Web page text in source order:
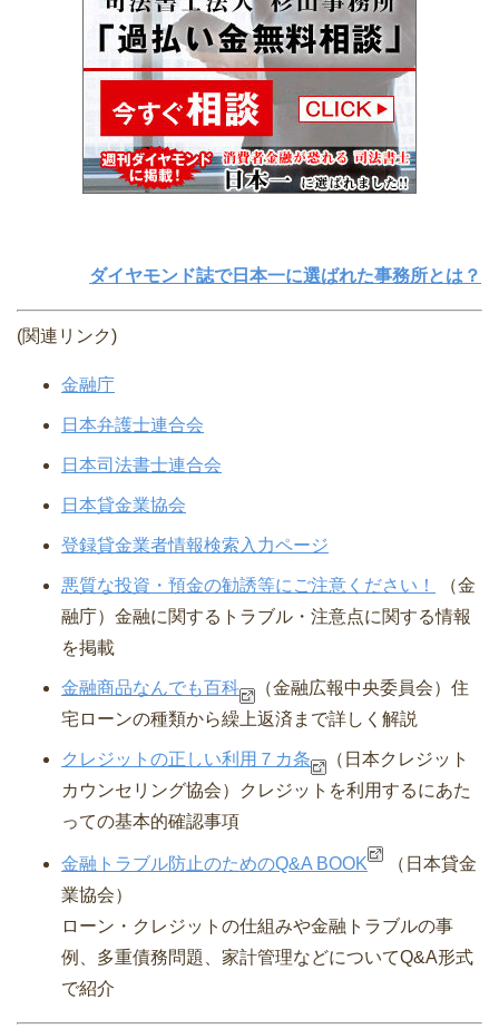
ダイヤモンド誌で日本一に選ばれた事務所とは？
(関連リンク)
金融庁
日本弁護士連合会
日本司法書士連合会
日本貸金業協会
登録貸金業者情報検索入力ページ
悪質な投資・預金の勧誘等にご注意ください！
（金
融庁）⾦融に関するトラブル・注意点に関する情報
を掲載
金融商品なんでも百科 （金融広報中央委員会） 住
宅ローンの種類から繰上返済まで詳しく解説
クレジットの正しい利用７カ条
（日本クレジット
カウンセリング協会）
クレジットを利用するにあた
っての基本的確認事項
金融トラブル防止のためのQ&A BOOK
（日本貸金
業協会）
ローン・クレジットの仕組みや金融トラブルの事
例、多重債務問題、家計管理などについてQ&A形式
で紹介